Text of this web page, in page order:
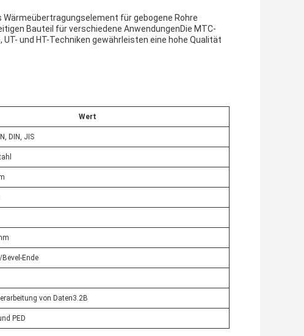
Wärmeübertragungselement für gebogene Rohre
Bauteil für verschiedene AnwendungenDie MTC-
und HT-Techniken gewährleisten eine hohe Qualität
Wert
DIN, JIS
Ende
von Daten3.2B
PED